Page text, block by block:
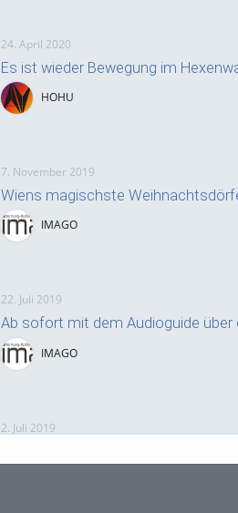
24. April 2020
Es ist wieder Bewegung im
HOHU
7. November 2019
Wiens magischste
IMAGO
22. Juli 2019
Ab sofort mit dem Audioguide über
IMAGO
2. Juli 2019